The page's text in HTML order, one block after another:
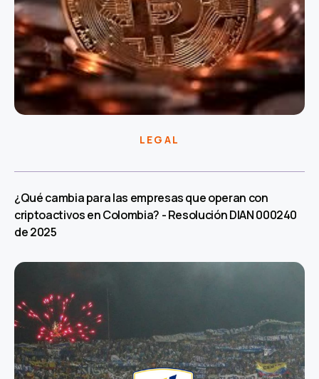
LEGAL
¿Qué cambia para las empresas que operan con
criptoactivos en Colombia? - Resolución DIAN 000240
de 2025